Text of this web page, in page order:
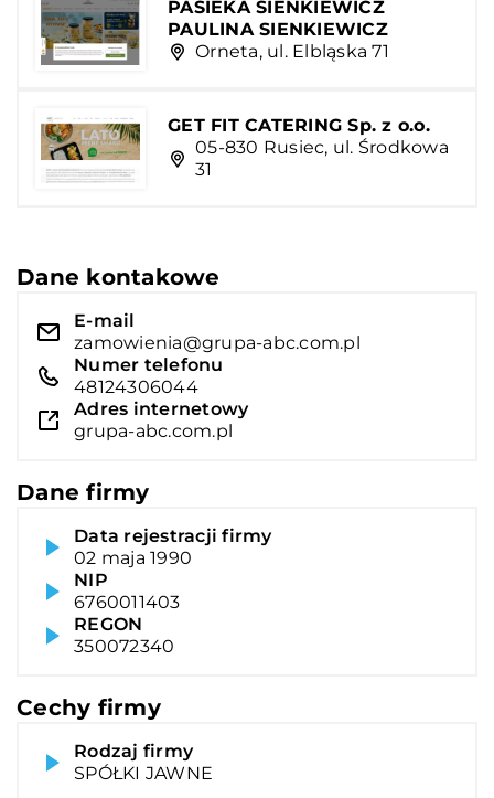
PASIEKA SIENKIEWICZ
PAULINA SIENKIEWICZ
Orneta, ul. Elbląska 71
GET FIT CATERING Sp. z o.o.
05-830 Rusiec, ul. Środkowa
31
Dane kontakowe
E-mail
zamowienia@grupa-abc.com.pl
Numer telefonu
48124306044
Adres internetowy
grupa-abc.com.pl
Dane firmy
Data rejestracji firmy
02 maja 1990
NIP
6760011403
REGON
350072340
Cechy firmy
Rodzaj firmy
SPÓŁKI JAWNE